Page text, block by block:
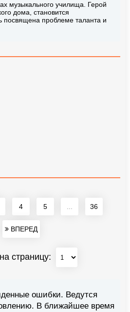
музыкального училища. Герой
дома, становится
посвящена проблеме таланта и
4 5 36
ВПЕРЕД
страницу:
ошибки. Ведутся
В ближайшее время